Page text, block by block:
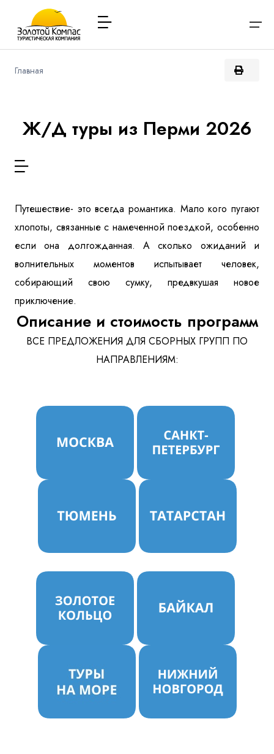
Расписание туров
Заказ автобуса
Контакты
Главная
Ж/Д туры из Перми 2026
Путешествие- это всегда романтика. Мало кого пугают
хлопоты, связанные с намеченной поездкой, особенно
если она долгожданная. А сколько ожиданий и
волнительных моментов испытывает человек,
собирающий свою сумку, предвкушая новое
приключение.
Описание и стоимость программ
ВСЕ ПРЕДЛОЖЕНИЯ ДЛЯ СБОРНЫХ ГРУПП ПО
НАПРАВЛЕНИЯМ:
Имя
Телефон
с политикой компании в отношении
обработки персональных данных
Отправить
ознакомлен
обработки персональных данных